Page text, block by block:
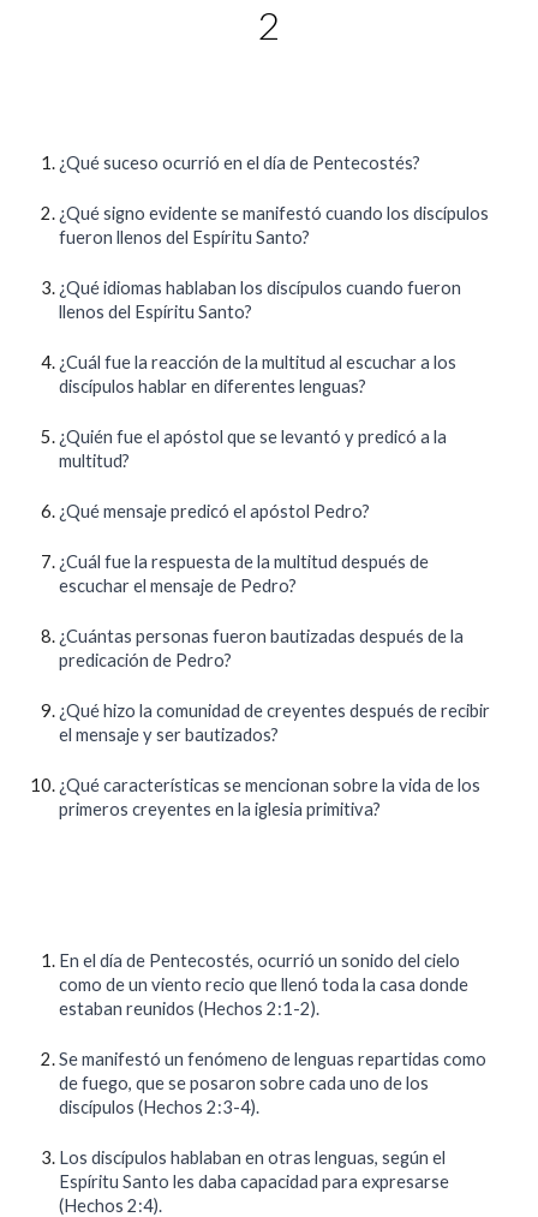
2
¿Qué suceso ocurrió en el día de Pentecostés?
¿Qué signo evidente se manifestó cuando los discípulos
fueron llenos del Espíritu Santo?
¿Qué idiomas hablaban los discípulos cuando fueron
llenos del Espíritu Santo?
¿Cuál fue la reacción de la multitud al escuchar a los
discípulos hablar en diferentes lenguas?
¿Quién fue el apóstol que se levantó y predicó a la
multitud?
¿Qué mensaje predicó el apóstol Pedro?
¿Cuál fue la respuesta de la multitud después de
escuchar el mensaje de Pedro?
¿Cuántas personas fueron bautizadas después de la
predicación de Pedro?
¿Qué hizo la comunidad de creyentes después de recibir
el mensaje y ser bautizados?
¿Qué características se mencionan sobre la vida de los
primeros creyentes en la iglesia primitiva?
En el día de Pentecostés, ocurrió un sonido del cielo
como de un viento recio que llenó toda la casa donde
estaban reunidos (Hechos 2:1-2).
Se manifestó un fenómeno de lenguas repartidas como
de fuego, que se posaron sobre cada uno de los
discípulos (Hechos 2:3-4).
Los discípulos hablaban en otras lenguas, según el
Espíritu Santo les daba capacidad para expresarse
(Hechos 2:4).